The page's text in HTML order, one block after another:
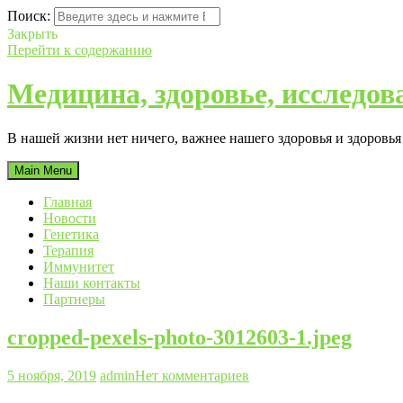
Поиск:
Закрыть
Перейти к содержанию
Медицина, здоровье,
В нашей жизни нет ничего, важнее нашего здоровья и
Main Menu
Главная
Новости
Генетика
Терапия
Иммунитет
Наши контакты
Партнеры
cropped-pexels-photo-3012603-1.jpeg
5 ноября, 2019 adminНет комментариев